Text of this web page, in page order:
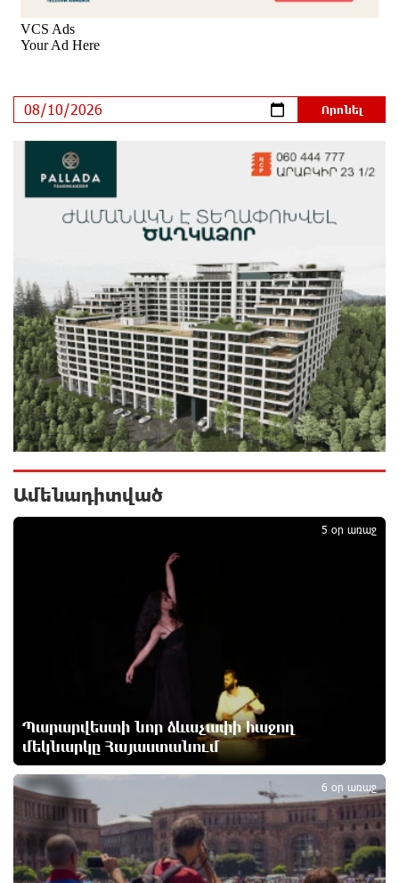
լինելու
1 օր առաջ
Ողբերգական դեպք՝ Երևանում․ Կիևյան կամրջի
տակ հայտնաբերվել է տղամարդու մարմին
Ադրբեջանի Սարով գյուղում տանը 18-ամյա աղջկա
դի է հայտնաբերվել
1 օր առաջ
Հայհիդրոմետի տնօրենը գրել է
1 օր առաջ
Արտակարգ դեպք՝ Երևանում․ կոտրել են «Հույս
բոլոր մարդկանց» հիմնադրամի շենքի
պատուհաններն ու դռները
«Ինտեր»-ը հաղթեց «Յուվենտուս»-ին
Քրեական վարույթի շրջանակում անձի անձնական
և ընտանեկան կյանքին առնչվող տվյալների
անհարկի հրապարակումն անթույլատրելի է. ՄԻՊ
1 օր առաջ
Զելենսկին ու Վուչիչը քննարկել են
համագործակցությունն ընդլայնելու
հնարավորությունները
1 օր առաջ
Ամենադիտված
Պարարվեստի նոր ձևաչափի հաջող
մեկնարկը Հայաստանում
5 օր առաջ
1
6 օր առաջ
2